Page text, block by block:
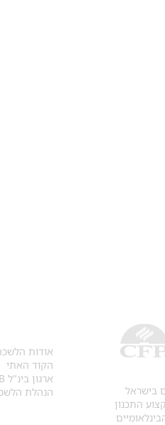
בישראל
התכנון
​אודות
הקוד האתי
ארגון בינ"ל FPSB
הנהלת